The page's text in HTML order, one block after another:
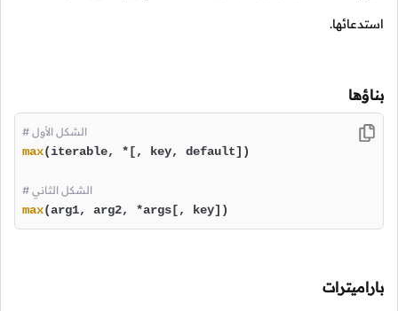
استدعائها.
بناؤها
# الشكل الأول
max(iterable, *[, key, default])
# الشكل الثاني
max(arg1, arg2, *args[, key])
باراميترات